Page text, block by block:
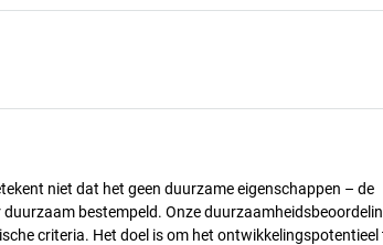
niet dat het geen duurzame eigenschappen – de
bestempeld. Onze
criteria. Het doel is om het ontwikkelingspotentieel